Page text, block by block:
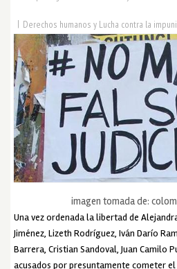
| Derechos humanos y Lucha contra la
imagen tomada de:
Una vez ordenada la libertad de
Jiménez, Lizeth Rodríguez, Iván Darío
Barrera, Cristian Sandoval, Juan Camilo
acusados por presuntamente cometer